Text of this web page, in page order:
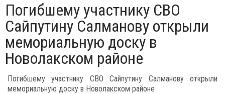
Погибшему участнику СВО
Сайпутину Салманову открыли
мемориальную доску в
Новолакском районе
Погибшему участнику СВО Сайпутину Салманову открыли
мемориальную доску в Новолакском районе